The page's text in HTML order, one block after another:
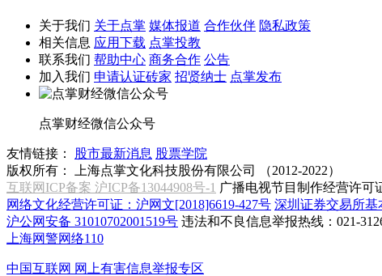
关于我们 关于点掌 媒体报道 合作伙伴 隐私政策
相关信息 应用下载 点掌投教
联系我们 帮助中心 商务合作 公告
加入我们 申请认证砖家 招贤纳士 点掌发布
点掌财经微信公众号
友情链接： 股市最新消息 股票学院
版权所有：
上海点掌文化科技股份有限公司 （2012-2022）
互联网ICP备案 沪ICP备13044908号-1 广播电视节目制作经营许可
网络文化经营许可证：沪网文[2018]6619-427号 深圳证券交易所
沪公网安备 31010702001519号 违法和不良信息举报热线：021-
上海网警网络110
中国互联网 网上有害信息举报专区